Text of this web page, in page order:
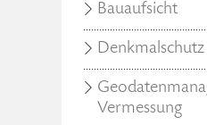
Bauaufsicht
Denkmalschutz
Vermessung